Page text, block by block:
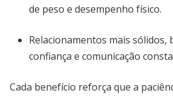
de peso e desempenho físico.
Relacionamentos mais sólidos,
confiança e comunicação
Cada benefício reforça que a